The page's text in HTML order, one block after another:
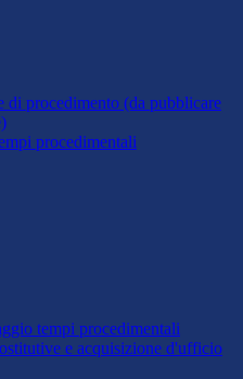
di procedimento (da pubblicare
procedimentali
tempi procedimentali
e acquisizione d'ufficio